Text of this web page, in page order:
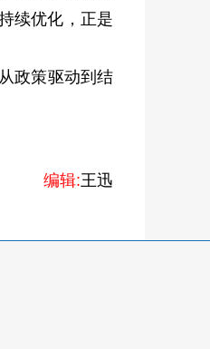
续优化，正是
政策驱动到结
编辑:王迅